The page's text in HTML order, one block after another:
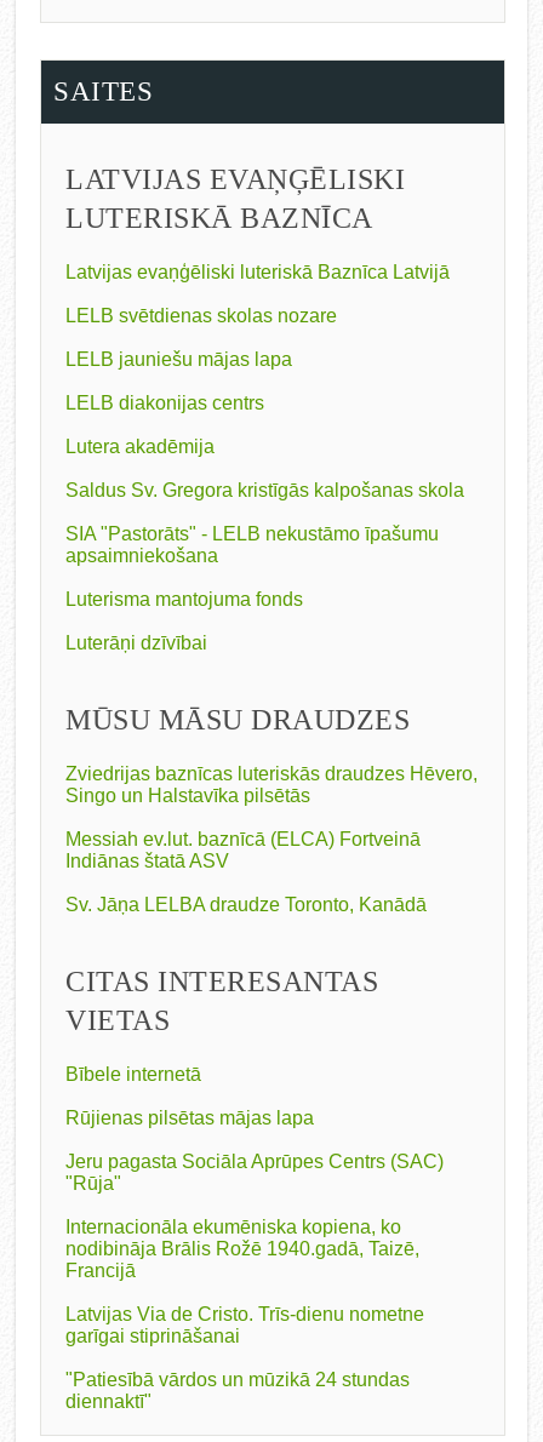
SAITES
LATVIJAS EVAŅĢĒLISKI
LUTERISKĀ BAZNĪCA
Latvijas evaņģēliski luteriskā Baznīca Latvijā
LELB svētdienas skolas nozare
LELB jauniešu mājas lapa
LELB diakonijas centrs
Lutera akadēmija
Saldus Sv. Gregora kristīgās kalpošanas skola
SIA "Pastorāts" - LELB nekustāmo īpašumu
apsaimniekošana
Luterisma mantojuma fonds
Luterāņi dzīvībai
MŪSU MĀSU DRAUDZES
Zviedrijas baznīcas luteriskās draudzes Hēvero,
Singo un Halstavīka pilsētās
Messiah ev.lut. baznīcā (ELCA) Fortveinā
Indiānas štatā ASV
Sv. Jāņa LELBA draudze Toronto, Kanādā
CITAS INTERESANTAS
VIETAS
Bībele internetā
Rūjienas pilsētas mājas lapa
Jeru pagasta Sociāla Aprūpes Centrs (SAC)
"Rūja"
Internacionāla ekumēniska kopiena, ko
nodibināja Brālis Rožē 1940.gadā, Taizē,
Francijā
Latvijas Via de Cristo. Trīs-dienu nometne
garīgai stiprināšanai
"Patiesībā vārdos un mūzikā 24 stundas
diennaktī"